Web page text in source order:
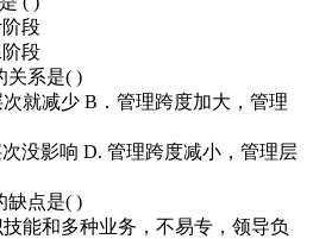
段
段
关系是( )
就减少 B．管理跨度加大，管理
没影响 D. 管理跨度减小，管理层
缺点是( )
能和多种业务，不易专，领导负